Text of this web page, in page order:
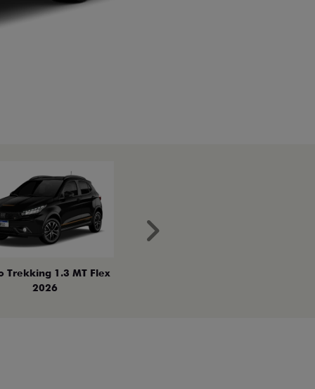
Trekking 1.3 MT Flex
2026
Próximo